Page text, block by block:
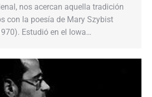
nos acercan aquella tradición
con la poesía de Mary Szybist
Estudió en el Iowa…